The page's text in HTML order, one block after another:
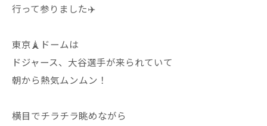
行って参りました✈️
東京🗼ドームは
ドジャース、大谷選手が来られていて
朝から熱気ムンムン！
横目でチラチラ眺めながら